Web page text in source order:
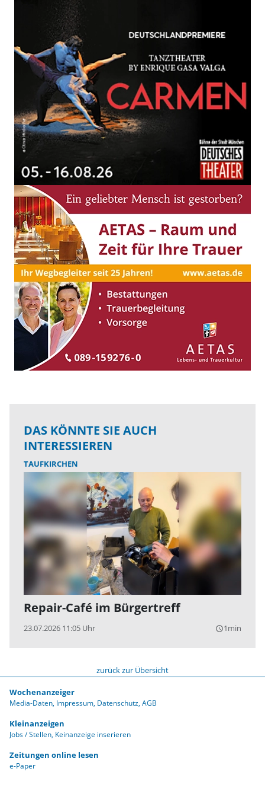
DAS KÖNNTE SIE AUCH
INTERESSIEREN
TAUFKIRCHEN
Repair-Café im Bürgertreff
23.07.2026 11:05 Uhr query_builder1min
zurück zur Übersicht
Wochenanzeiger
Media-Daten Impressum Datenschutz AGB
Kleinanzeigen
Jobs / Stellen Keinanzeige inserieren
Zeitungen online lesen
e-Paper